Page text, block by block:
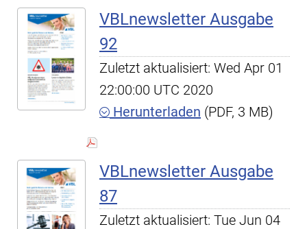
VBLnewsletter Ausgabe
92
Zuletzt aktualisiert: Wed Apr 01
22:00:00 UTC 2020
Herunterladen (PDF, 3 MB)
VBLnewsletter Ausgabe
87
Zuletzt aktualisiert: Tue Jun 04